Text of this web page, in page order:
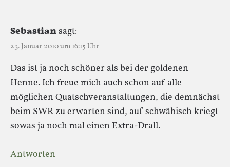
Sebastiansagt:
23. Januar 2010 um 16:15 Uhr
Das ist ja noch schöner als bei der goldenen
Henne. Ich freue mich auch schon auf alle
möglichen Quatschveranstaltungen, die demnächst
beim SWR zu erwarten sind, auf schwäbisch kriegt
sowas ja noch mal einen Extra-Drall.
Antworten